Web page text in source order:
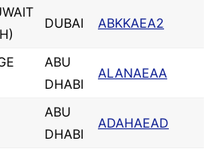
DUBAI ABKKAEA2
ABU
DHABI
ALANAEAA
ABU
DHABI
ADAHAEAD